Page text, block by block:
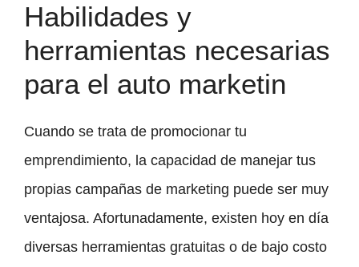
Habilidades y
herramientas necesarias
para el auto marketin
Cuando se trata de promocionar tu
emprendimiento, la capacidad de manejar tus
propias campañas de marketing puede ser muy
ventajosa. Afortunadamente, existen hoy en día
diversas herramientas gratuitas o de bajo costo